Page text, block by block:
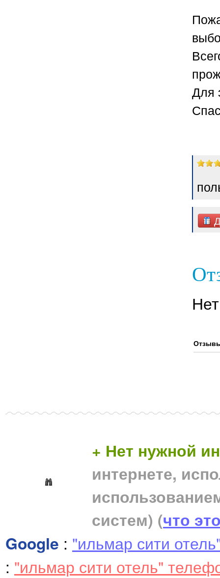
Для
+ Нет нужной
интернете,
систем) (что
Google : "ильмар сити
: "ильмар сити отель"